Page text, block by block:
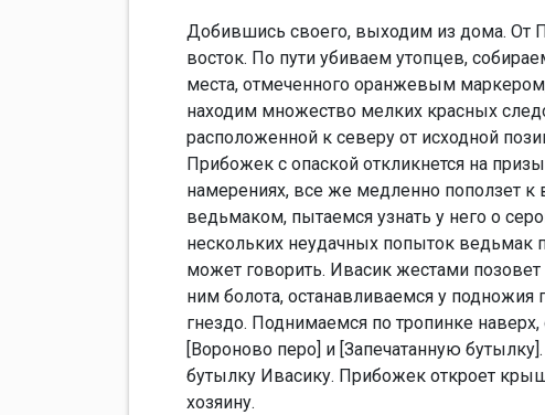
Добившись своего, выходим из дома. От
восток. По пути убиваем утопцев,
места, отмеченного оранжевым
находим множество мелких красных
расположенной к северу от исходной
Прибожек с опаской откликнется на
намерениях, все же медленно поползет к
ведьмаком, пытаемся узнать у него о
нескольких неудачных попыток ведьмак
может говорить. Ивасик жестами
ним болота, останавливаемся у
гнездо. Поднимаемся по тропинке
[Вороново перо] и [Запечатанную
бутылку Ивасику. Прибожек откроет
хозяину.